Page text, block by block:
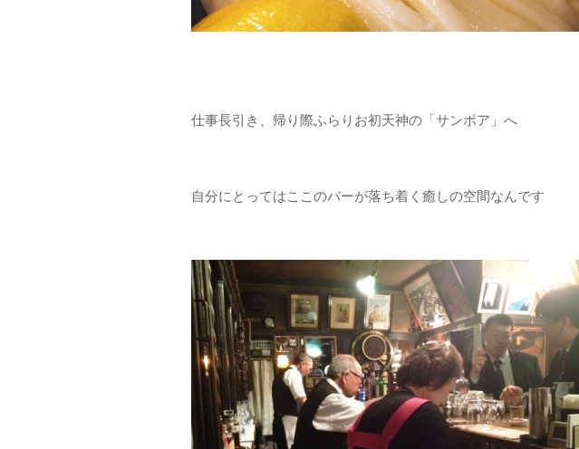
仕事長引き、帰り際ふらりお初天神の「サンボア」へ
自分にとってはここのバーが落ち着く癒しの空間なんです